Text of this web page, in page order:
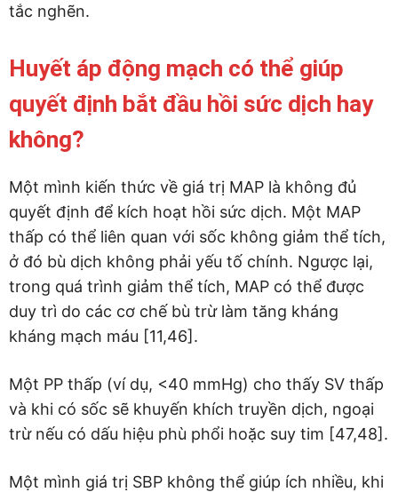
tắc nghẽn.
Huyết áp động mạch có thể giúp
quyết định bắt đầu hồi sức dịch hay
không?
Một mình kiến thức về giá trị MAP là không đủ
quyết định để kích hoạt hồi sức dịch. Một MAP
thấp có thể liên quan với sốc không giảm thể tích,
ở đó bù dịch không phải yếu tố chính. Ngược lại,
trong quá trình giảm thể tích, MAP có thể được
duy trì do các cơ chế bù trừ làm tăng kháng
kháng mạch máu [11,46].
Một PP thấp (ví dụ, <40 mmHg) cho thấy SV thấp
và khi có sốc sẽ khuyến khích truyền dịch, ngoại
trừ nếu có dấu hiệu phù phổi hoặc suy tim [47,48].
Một mình giá trị SBP không thể giúp ích nhiều, khi